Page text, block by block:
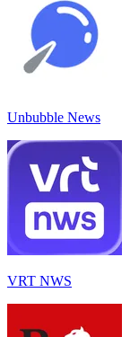
Unbubble News
VRT NWS